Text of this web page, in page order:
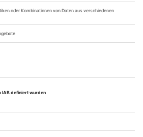
Salzburger Festspiele aus vier
von Arthaus vertretene Firma TDK
in zwei Dreierpacks neu
verdienen die frühesten Aufnahmen
nozze di Figaro») als Dokumente
Regisseurs Günther Rennert mit
besondere...
Kritikerumfrage Newsletter